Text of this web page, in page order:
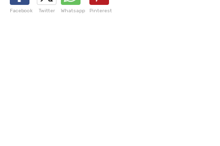
Facebook Twitter Whatsapp Pinterest